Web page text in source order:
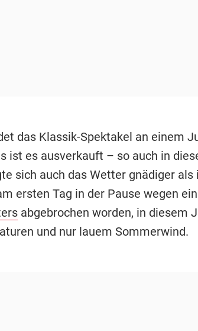
das Klassik-Spektakel an einem
ist es ausverkauft – so auch in
sich auch das Wetter gnädiger als
ersten Tag in der Pause wegen
abgebrochen worden, in diesem
und nur lauem Sommerwind.